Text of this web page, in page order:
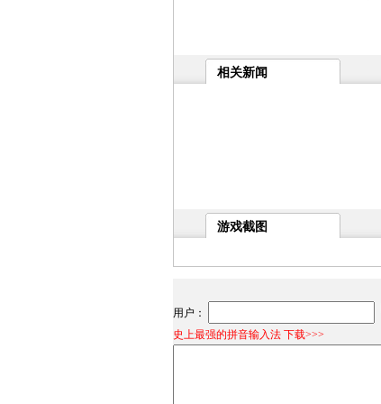
相关新闻
游戏截图
用户：
史上最强的拼音输入法 下载>>>